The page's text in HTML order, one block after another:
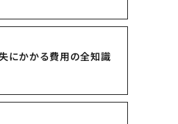
にかかる費用の全知識